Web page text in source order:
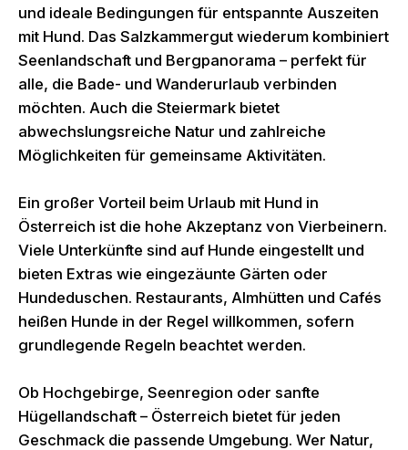
und ideale Bedingungen für entspannte Auszeiten
mit Hund. Das Salzkammergut wiederum kombiniert
Seenlandschaft und Bergpanorama – perfekt für
alle, die Bade- und Wanderurlaub verbinden
möchten. Auch die Steiermark bietet
abwechslungsreiche Natur und zahlreiche
Möglichkeiten für gemeinsame Aktivitäten.
Ein großer Vorteil beim Urlaub mit Hund in
Österreich ist die hohe Akzeptanz von Vierbeinern.
Viele Unterkünfte sind auf Hunde eingestellt und
bieten Extras wie eingezäunte Gärten oder
Hundeduschen. Restaurants, Almhütten und Cafés
heißen Hunde in der Regel willkommen, sofern
grundlegende Regeln beachtet werden.
Ob Hochgebirge, Seenregion oder sanfte
Hügellandschaft – Österreich bietet für jeden
Geschmack die passende Umgebung. Wer Natur,